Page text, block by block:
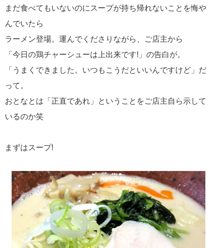
まだ食べてもいないのにスープが持ち帰れないことを悔や
んでいたら
ラーメン登場。運んでくださりながら、ご店主から
「今日の鶏チャーシューは上出来です!」の告白が。
「うまくできました。いつもこうだといいんですけど」だ
って。
おとなとは「正直であれ」ということをご店主自ら示して
いるのか笑
まずはスープ!